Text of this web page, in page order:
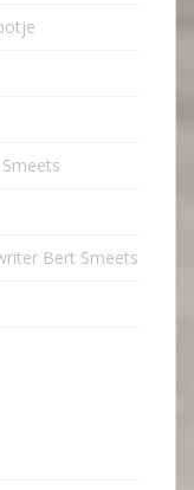
Bert Smeets